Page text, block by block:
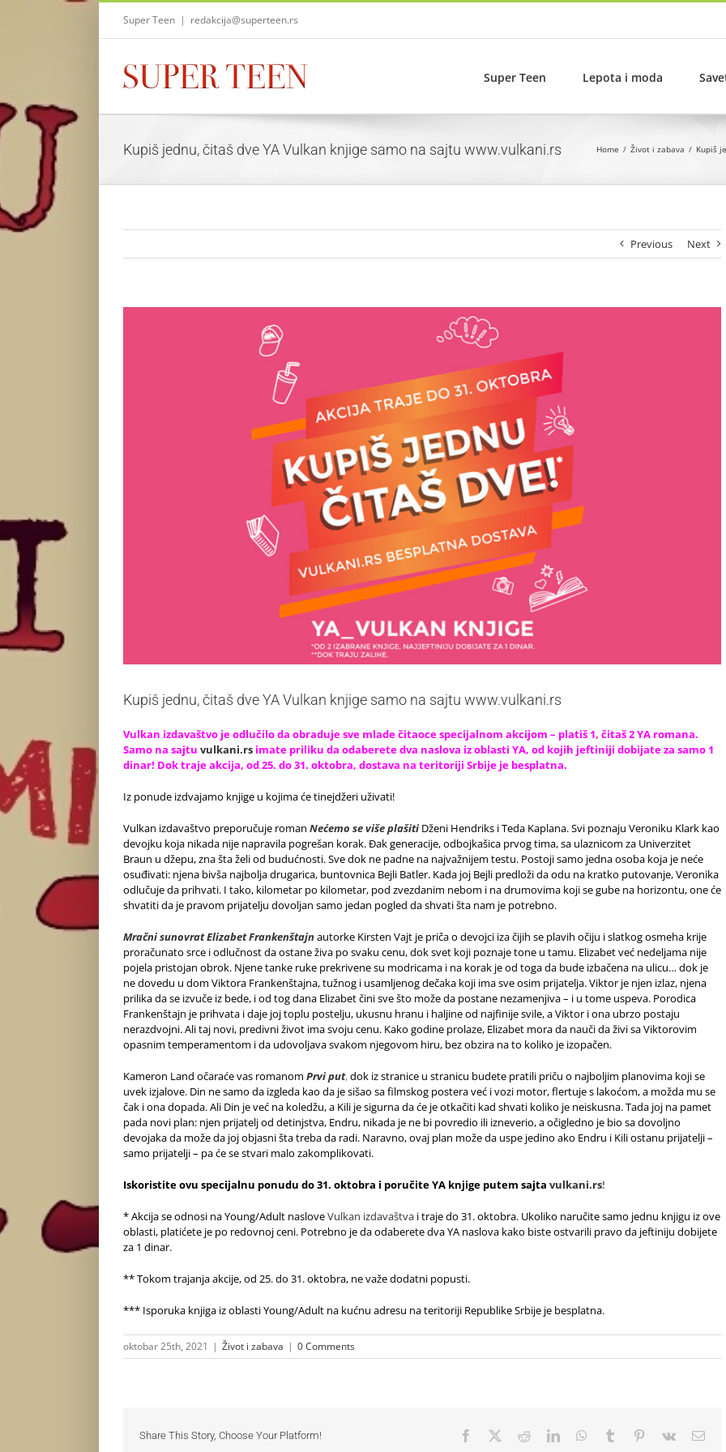
Super Teen | redakcija@superteen.rs
Super Teen Lepota i moda
Kupiš jednu, čitaš dve YA Vulkan knjige samo na sajtu www.vulkani.rs Home Život i zabava Kupiš
Previous Next
Kupiš jednu, čitaš dve YA Vulkan knjige samo na sajtu www.vulkani.rs
Vulkan izdavaštvo je odlučilo da obraduje sve mlade čitaoce specijalnom akcijom – platiš 1, čitaš 2 YA romana.
Samo na sajtu vulkani.rs imate priliku da odaberete dva naslova iz oblasti YA, od kojih jeftiniji dobijate za samo 1
dinar! Dok traje akcija, od 25. do 31. oktobra, dostava na teritoriji Srbije je besplatna.
Iz ponude izdvajamo knjige u kojima će tinejdžeri uživati!
Vulkan izdavaštvo preporučuje roman Nećemo se više plašiti Dženi Hendriks i Teda Kaplana. Svi poznaju Veroniku Klark kao
devojku koja nikada nije napravila pogrešan korak. Đak generacije, odbojkašica prvog tima, sa ulaznicom za Univerzitet
Braun u džepu, zna šta želi od budućnosti. Sve dok ne padne na najvažnijem testu. Postoji samo jedna osoba koja je neće
osuđivati: njena bivša najbolja drugarica, buntovnica Bejli Batler. Kada joj Bejli predloži da odu na kratko putovanje, Veronika
odlučuje da prihvati. I tako, kilometar po kilometar, pod zvezdanim nebom i na drumovima koji se gube na horizontu, one će
shvatiti da je pravom prijatelju dovoljan samo jedan pogled da shvati šta nam je potrebno.
Mračni sunovrat Elizabet Frankenštajnautorke Kirsten Vajt je priča o devojci iza čijih se plavih očiju i slatkog osmeha krije
proračunato srce i odlučnost da ostane živa po svaku cenu, dok svet koji poznaje tone u tamu. Elizabet već nedeljama nije
pojela pristojan obrok. Njene tanke ruke prekrivene su modricama i na korak je od toga da bude izbačena na ulicu… dok je
ne dovedu u dom Viktora Frankenštajna, tužnog i usamljenog dečaka koji ima sve osim prijatelja. Viktor je njen izlaz, njena
prilika da se izvuče iz bede, i od tog dana Elizabet čini sve što može da postane nezamenjiva – i u tome uspeva. Porodica
Frankenštajn je prihvata i daje joj toplu postelju, ukusnu hranu i haljine od najfinije svile, a Viktor i ona ubrzo postaju
nerazdvojni. Ali taj novi, predivni život ima svoju cenu. Kako godine prolaze, Elizabet mora da nauči da živi sa Viktorovim
opasnim temperamentom i da udovoljava svakom njegovom hiru, bez obzira na to koliko je izopačen.
Kameron Land očaraće vas romanom Prvi put,dok iz stranice u stranicu budete pratili priču o najboljim planovima koji se
uvek izjalove. Din ne samo da izgleda kao da je sišao sa filmskog postera već i vozi motor, flertuje s lakoćom, a možda mu se
čak i ona dopada. Ali Din je već na koledžu, a Kili je sigurna da će je otkačiti kad shvati koliko je neiskusna. Tada joj na pamet
pada novi plan: njen prijatelj od detinjstva, Endru, nikada je ne bi povredio ili izneverio, a očigledno je bio sa dovoljno
devojaka da može da joj objasni šta treba da radi. Naravno, ovaj plan može da uspe jedino ako Endru i Kili ostanu prijatelji –
samo prijatelji – pa će se stvari malo zakomplikovati.
Iskoristite ovu specijalnu ponudu do 31. oktobra i poručite YA knjige putem sajta vulkani.rs!
*Akcija se odnosi na Young/Adult nasloveVulkan izdavaštva i traje do 31. oktobra. Ukoliko naručite samo jednu knjigu iz ove
oblasti, platićete je po redovnoj ceni. Potrebno je da odaberete dva YA naslova kako biste ostvarili pravo da jeftiniju dobijete
za 1 dinar.
** Tokom trajanja akcije, od 25. do 31. oktobra, ne važe dodatni popusti.
*** Isporuka knjiga iz oblasti Young/Adult na kućnu adresu na teritoriji Republike Srbije je besplatna.
oktobar 25th, 2021 | Život i zabava | 0 Comments
Share This Story, Choose Your Platform! Facebook RedditLinkedInWhatsApp
Tumblr Pinterest
Vk